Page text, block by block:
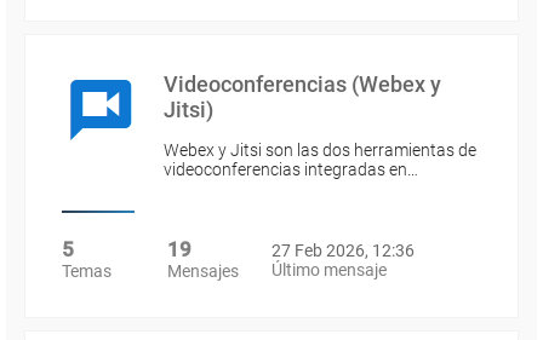
Videoconferencias (Webex y
Jitsi)
Webex y Jitsi son las dos herramientas de
videoconferencias integradas en…
5
Temas
19
Mensajes
27 Feb 2026, 12:36
Último mensaje